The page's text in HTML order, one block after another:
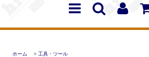
ホーム > 工具・ツール